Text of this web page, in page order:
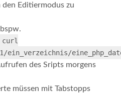
den Editiermodus zu
des Sripts morgens
müssen mit Tabstopps